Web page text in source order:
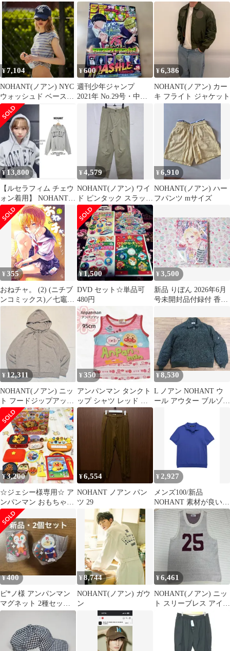
ーズン 6 ― 完全限定ス
ペシャル・プレミア
ム・ボックス [DVD7枚
組]
HOODIE BROWN
ツ L
¥7,104
NOHANT(ノアン) NYC
ウォッシュド ベースボ
ールキャップ ネイビー
¥600
週刊少年ジャンプ
2021年 No.29号・中古
¥6,386
NOHANT(ノアン) カー
キ フライト ジャケット
¥ 13,800
【ルセラフィム チェウ
ォン着用】 NOHANT
HOODIE パーカー L
¥4,579
NOHANT(ノアン) ワイ
ド ピンタック スラック
ス ベージュ
¥6,910
NOHANT(ノアン) ハー
フパンツ mサイズ
¥355
おねチャ。 (2) (ニチブ
ンコミックス)／七竈
¥1,500
DVD セット☆単品可
480円
¥3,500
新品 りぼん 2026年6月
号未開封品付録付 香純
モンソーダ
¥ 12,311
NOHANT(ノアン) ニッ
ト フードジップアップ
ベージュ
¥350
アンパンマン タンクト
ップ シャツ レッド ば
いきんまん 95cm
¥8,530
L ノアン NOHANT ウ
ール アウター ブルゾン
¥3,200
☆ジェシー様専用☆ ア
ンパンマン おもちゃ
知育玩具
¥6,554
NOHANT ノアン パン
ツ 29
¥ 2,927
メンズ100/新品
NOHANT 素材が良い半
袖Tシャツ
¥400
ピ*ノ様 アンパンマン
マグネット 2種セッ
ト ガチャガチャ ド
キンちゃんとロー
¥8,744
NOHANT(ノアン) ガウ
ン
¥6,461
NOHANT(ノアン) ニッ
ト スリーブレス アイボ
リー M サイズ 出品